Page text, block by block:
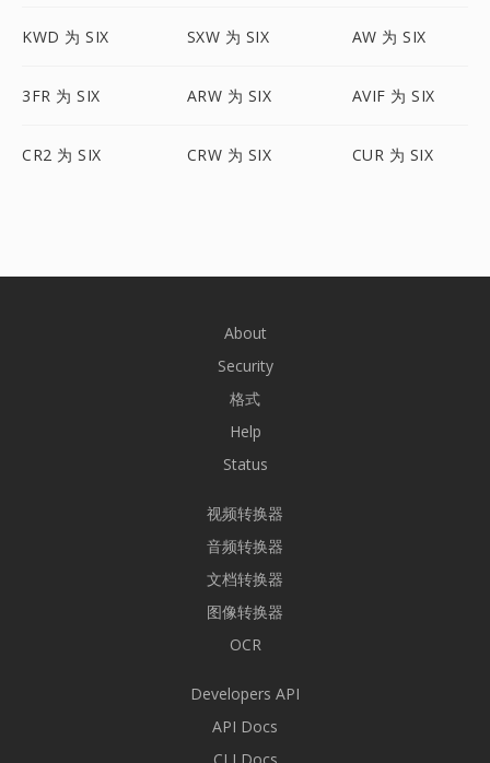
KWD 为 SIX SXW 为 SIX AW 为 SIX
3FR 为 SIX ARW 为 SIX AVIF 为 SIX
CR2 为 SIX CRW 为 SIX CUR 为 SIX
About
Security
格式
Help
Status
视频转换器
音频转换器
文档转换器
图像转换器
OCR
Developers API
API Docs